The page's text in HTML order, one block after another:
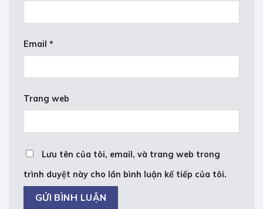
Email *
Trang web
Lưu tên của tôi, email, và trang web trong
trình duyệt này cho lần bình luận kế tiếp của tôi.